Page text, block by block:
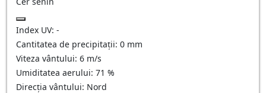
Index UV: -
Cantitatea de precipitații: 0 mm
Viteza vântului: 6 m/s
Umiditatea aerului: 71 %
Direcția vântului: Nord